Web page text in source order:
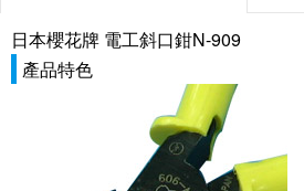
日本櫻花牌 電工斜口鉗N-909
產品特色